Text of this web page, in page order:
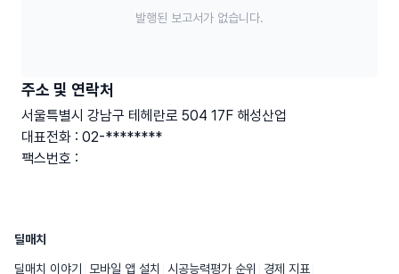
발행된 보고서가 없습니다.
주소 및 연락처
서울특별시 강남구 테헤란로 504 17F 해성산업
대표전화 : 02-********
팩스번호 :
딜매치
딜매치 이야기 모바일 앱 설치 시공능력평가 순위 경제 지표